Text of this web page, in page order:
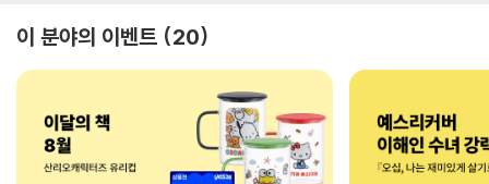
이 분야의 이벤트 20